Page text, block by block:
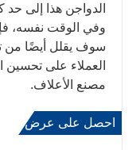
الدواجن هذا إلى حد
وفي الوقت نفسه،
سوف يقلل أيضًا من
العملاء على تحسين
مصنع الأعلاف.
اعرف المزيد
احصل على عرض